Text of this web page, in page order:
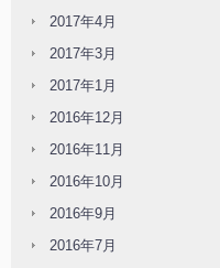
2017年4月
2017年3月
2017年1月
2016年12月
2016年11月
2016年10月
2016年9月
2016年7月